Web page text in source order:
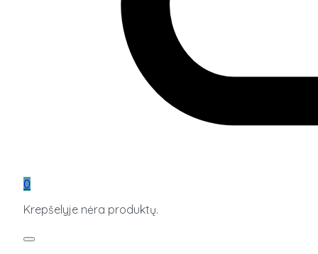
0
Krepšelyje nėra produktų.